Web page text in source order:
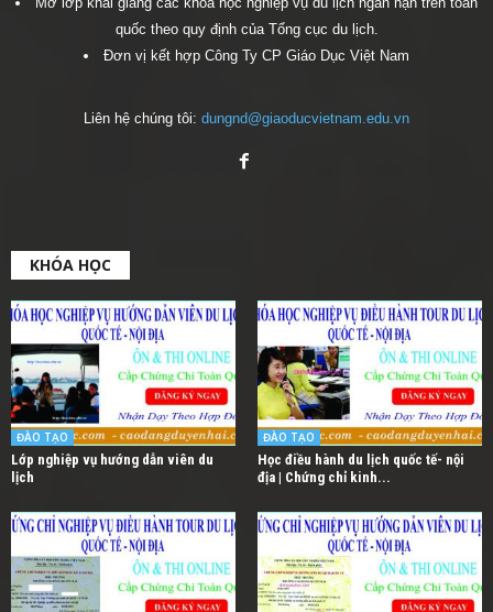
quốc theo quy định của Tổng cục du lịch.
Đơn vị kết hợp Công Ty CP Giáo Dục Việt Nam
Liên hệ chúng tôi: dungnd@giaoducvietnam.edu.vn
KHÓA HỌC
ĐÀO TẠO
Lớp nghiệp vụ hướng dẫn viên du
lịch
ĐÀO TẠO
Học điều hành du lịch quốc tế- nội
địa | Chứng chỉ kinh...